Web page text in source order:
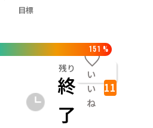
目標
151 %
残り
終
了
い
い
ね
11